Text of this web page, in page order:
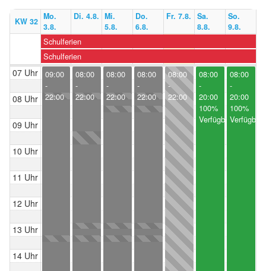
KW 32 Mo.
3.8.
Di. 4.8. Mi.
5.8.
Do.
6.8.
Fr. 7.8.
Sa.
8.8.
So.
9.8.
Schulferien
Schulferien
07 Uhr
08 Uhr
09 Uhr
10 Uhr
11 Uhr
12 Uhr
13 Uhr
14 Uhr
09:00
-
22:00
08:00
-
22:00
08:00
-
22:00
08:00
-
22:00
08:00
-
22:00
08:00
-
20:00
100%
Verfügbar
08:00
-
20:00
100%
Verfügbar